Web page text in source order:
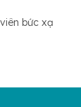
bức xạ